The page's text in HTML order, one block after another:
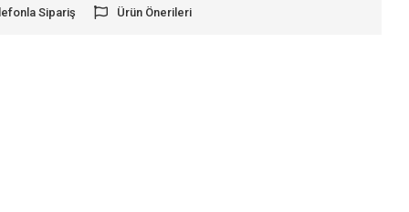
Sipariş Ürün Önerileri